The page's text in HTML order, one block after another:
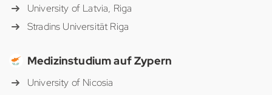
University of Latvia, Riga
Stradins Universität Riga
Medizinstudium auf Zypern
University of Nicosia